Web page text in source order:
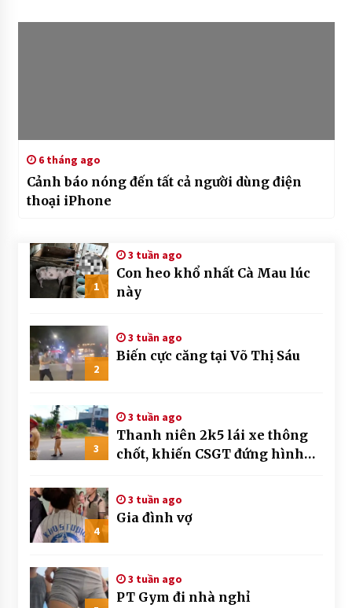
6 tháng ago
Cảnh báo nóng đến tất cả người dùng điện
thoại iPhone
1
3 tuần ago
Con heo khổ nhất Cà Mau lúc
này
2
3 tuần ago
Biến cực căng tại Võ Thị Sáu
3
3 tuần ago
Thanh niên 2k5 lái xe thông
chốt, khiến CSGT đứng hình
4
3 tuần ago
Gia đình vợ
3 tuần ago
PT Gym đi nhà nghỉ